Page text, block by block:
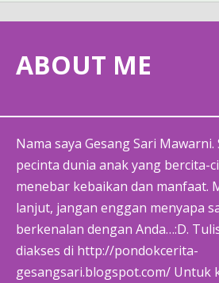
ABOUT ME
Nama saya Gesang Sari
pecinta dunia anak yang bercita-
menebar kebaikan dan manfaat.
lanjut, jangan enggan menyapa
berkenalan dengan Anda…:D.
diakses di http://pondokcerita-
gesangsari.blogspot.com/ Untuk